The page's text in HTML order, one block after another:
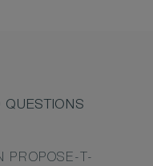
QUESTIONS
PROPOSE-T-